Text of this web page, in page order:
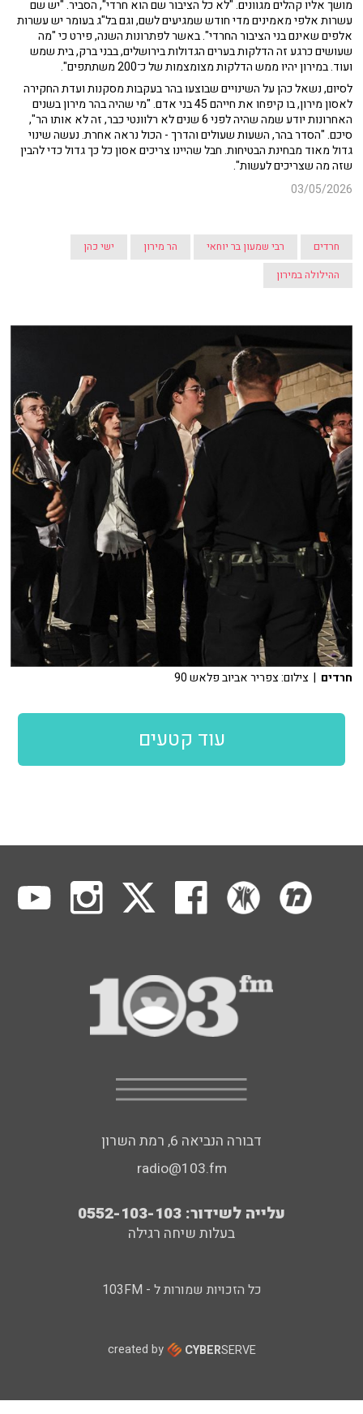
מושך אליו קהלים מגוונים. "לא כל הציבור שם הוא חרדי", הסביר. "יש שם
עשרות אלפי מאמינים מדי חודש שמגיעים לשם, וגם בל"ג בעומר יש עשרות
אלפים שאינם בני הציבור החרדי". באשר לפתרונות השנה, פירט כי "מה
שעושים כרגע זה הדלקות בערים הגדולות בירושלים, בבני ברק, בית שמש
ועוד. במירון יהיו ממש הדלקות מצומצמות של כ־200 משתתפים".
לסיום, נשאל כהן על השינויים שבוצעו בהר בעקבות מסקנות ועדת החקירה
לאסון מירון, בו קיפחו את חייהם 45 בני אדם. "מי שהיה בהר מירון בשנים
האחרונות יודע שמה שהיה לפני 6 שנים לא רלוונטי כבר, זה לא אותו הר",
סיכם. "הסדר בהר, השעות שעולים והדרך - הכול נראה אחרת. נעשה שינוי
גדול מאוד מבחינת הבטיחות. חבל שהיינו צריכים אסון כל כך גדול כדי להבין
שזה מה שצריכים לעשות".
03/05/2026
חרדים רבי שמעון בר יוחאי הר מירון
ישי כהן
ההילולה במירון
חרדים | צילום: צפריר אביוב פלאש 90
עוד קטעים
דבורה הנביאה 6, רמת השרון
radio@103.fm
עלייה לשידור: 0552-103-103
בעלות שיחה רגילה
כל הזכויות שמורות ל - 103FM
created by CYBERSERVE